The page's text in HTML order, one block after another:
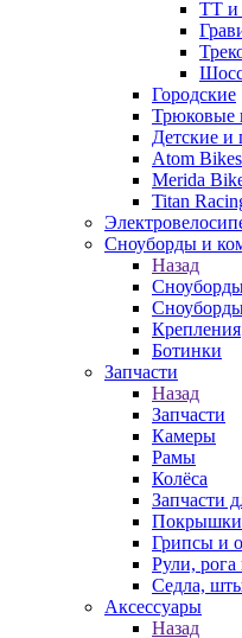
ТТ и
Городские
Трюковые
Детские и
Atom Bikes
Merida
Titan
Cноуборды и
Назад
Крепления
Ботинки
Запчасти
Назад
Запчасти
Камеры
Рамы
Колёса
Запчасти
Покрышки
Грипсы и
Рули,
Седла,
Аксессуары
Назад